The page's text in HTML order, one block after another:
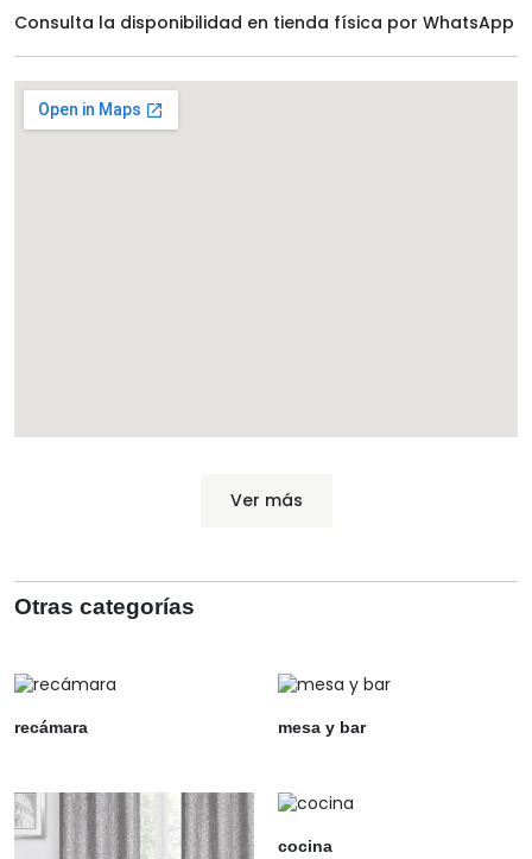
Consulta la disponibilidad en tienda física por WhatsApp
Ver más
Otras categorías
recámara mesa y bar
cocina